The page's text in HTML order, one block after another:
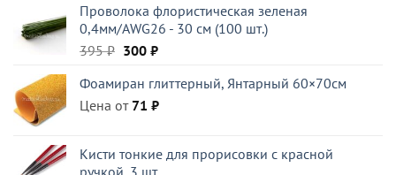
Проволока флористическая зеленая
0,4мм/AWG26 - 30 см (100 шт.)
395₽ Первоначальная
составляла
395 ₽.
300 ₽Текущая
300 ₽.
Фоамиран глиттерный, Янтарный 60×70см
Цена от 71 ₽
Кисти тонкие для прорисовки с красной
ручкой, 3 шт.